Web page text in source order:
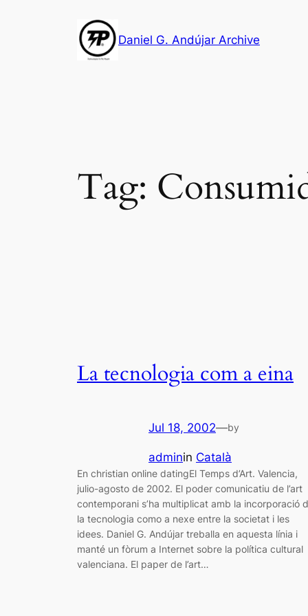
Daniel G. Andújar Archive
Tag:
La tecnologia com a eina
Jul 18, 2002—by
adminin Català
En christian online datingEl Temps d’Art. Valencia,
julio-agosto de 2002. El poder comunicatiu de l’art
contemporani s’ha multiplicat amb la incorporació
la tecnologia como a nexe entre la societat i les
idees. Daniel G. Andújar treballa en aquesta línia i
manté un fòrum a Internet sobre la política cultural
valenciana. El paper de l’art…